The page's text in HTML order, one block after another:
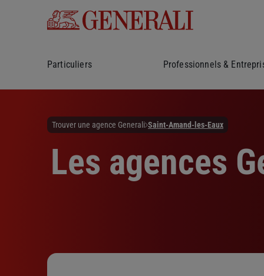
Particuliers Professionnels &
Trouver une agence Generali Saint-Amand-les-Eaux
Les agences